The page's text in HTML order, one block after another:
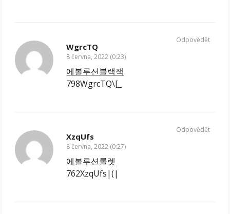
WgrcTQ
8 června, 2022 (0:23)
에볼루션블랙잭
798WgrcTQ\[_
Odpovědět
XzqUfs
8 června, 2022 (0:27)
에볼루션롤렛
762XzqUfs|(|
Odpovědět